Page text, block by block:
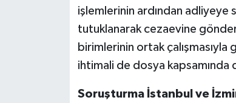
işlemlerinin ardından adliyeye
tutuklanarak cezaevine
birimlerinin ortak
ihtimali de dosya
Soruşturma İstanbul ve